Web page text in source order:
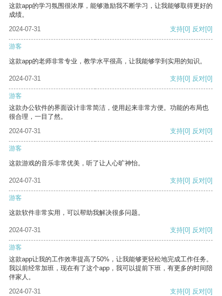
这款app的学习氛围很浓厚，能够激励我不断学习，让我能够取得更好的
成绩。
2024-07-31
支持[0] 反对[0]
游客
这款app的老师非常专业，教学水平很高，让我能够学到实用的知识。
2024-07-31 支持[0] 反对[0]
游客
这款办公软件的界面设计非常简洁，使用起来非常方便。功能的布局也
很合理，一目了然。
2024-07-31
支持[0] 反对[0]
游客
这款游戏的音乐非常优美，听了让人心旷神怡。
2024-07-31 支持[0] 反对[0]
游客
这款软件非常实用，可以帮助我解决很多问题。
2024-07-31 支持[0] 反对[0]
游客
这款app让我的工作效率提高了50%，让我能够更轻松地完成工作任务。
我以前经常加班，现在有了这个app，我可以提前下班，有更多的时间陪
伴家人。
2024-07-31
支持[0] 反对[0]